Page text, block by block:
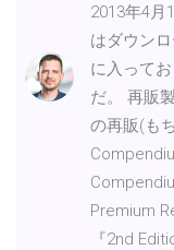
2013年4月
はダウン
に入って
だ。 再販
の再販(も
Premium
『2nd